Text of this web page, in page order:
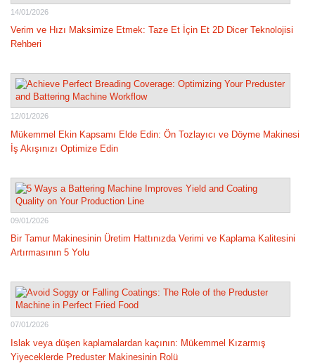
14/01/2026
Verim ve Hızı Maksimize Etmek: Taze Et İçin Et 2D Dicer Teknolojisi
Rehberi
12/01/2026
Mükemmel Ekin Kapsamı Elde Edin: Ön Tozlayıcı ve Döyme Makinesi
İş Akışınızı Optimize Edin
09/01/2026
Bir Tamur Makinesinin Üretim Hattınızda Verimi ve Kaplama Kalitesini
Artırmasının 5 Yolu
07/01/2026
Islak veya düşen kaplamalardan kaçının: Mükemmel Kızarmış
Yiyeceklerde Preduster Makinesinin Rolü